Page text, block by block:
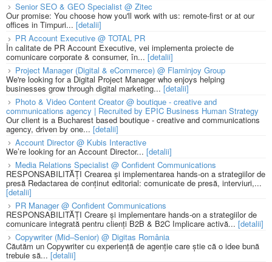
Senior SEO & GEO Specialist @ Zitec
Our promise: You choose how you'll work with us: remote-first or at our
offices in Timpuri... [detalii]
PR Account Executive @ TOTAL PR
În calitate de PR Account Executive, vei implementa proiecte de
comunicare corporate & consumer, în... [detalii]
Project Manager (Digital & eCommerce) @ Flaminjoy Group
We're looking for a Digital Project Manager who enjoys helping
businesses grow through digital marketing... [detalii]
Photo & Video Content Creator @ boutique - creative and
communications agency | Recruited by EPIC Business Human Strategy
Our client is a Bucharest based boutique - creative and communications
agency, driven by one... [detalii]
Account Director @ Kubis Interactive
We’re looking for an Account Director... [detalii]
Media Relations Specialist @ Confident Communications
RESPONSABILITĂȚI Crearea și implementarea hands-on a strategiilor de
presă Redactarea de conținut editorial: comunicate de presă, interviuri,...
[detalii]
PR Manager @ Confident Communications
RESPONSABILITĂȚI Creare și implementare hands-on a strategiilor de
comunicare integrată pentru clienți B2B & B2C Implicare activă... [detalii]
Copywriter (Mid–Senior) @ Digitas România
Căutăm un Copywriter cu experiență de agenție care știe că o idee bună
trebuie să... [detalii]